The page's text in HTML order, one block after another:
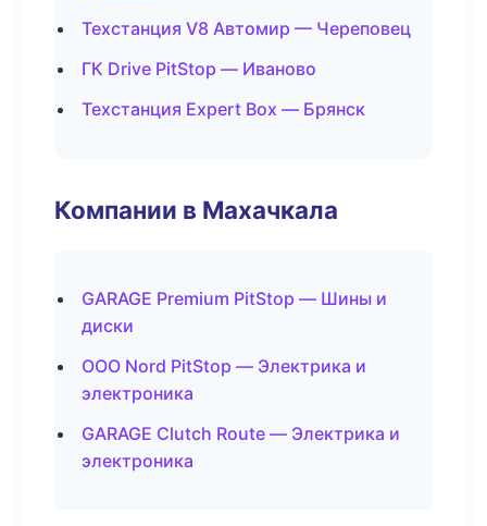
Техстанция V8 Автомир — Череповец
ГК Drive PitStop — Иваново
Техстанция Expert Box — Брянск
Компании в Махачкала
GARAGE Premium PitStop — Шины и
диски
ООО Nord PitStop — Электрика и
электроника
GARAGE Clutch Route — Электрика и
электроника